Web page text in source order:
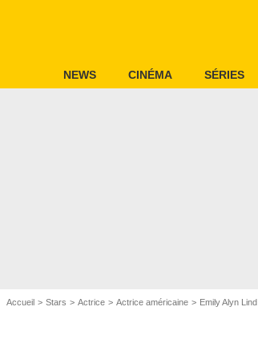
NEWS CINÉMA SÉRIES
Accueil Stars Actrice Actrice américaine Emily Alyn Lind